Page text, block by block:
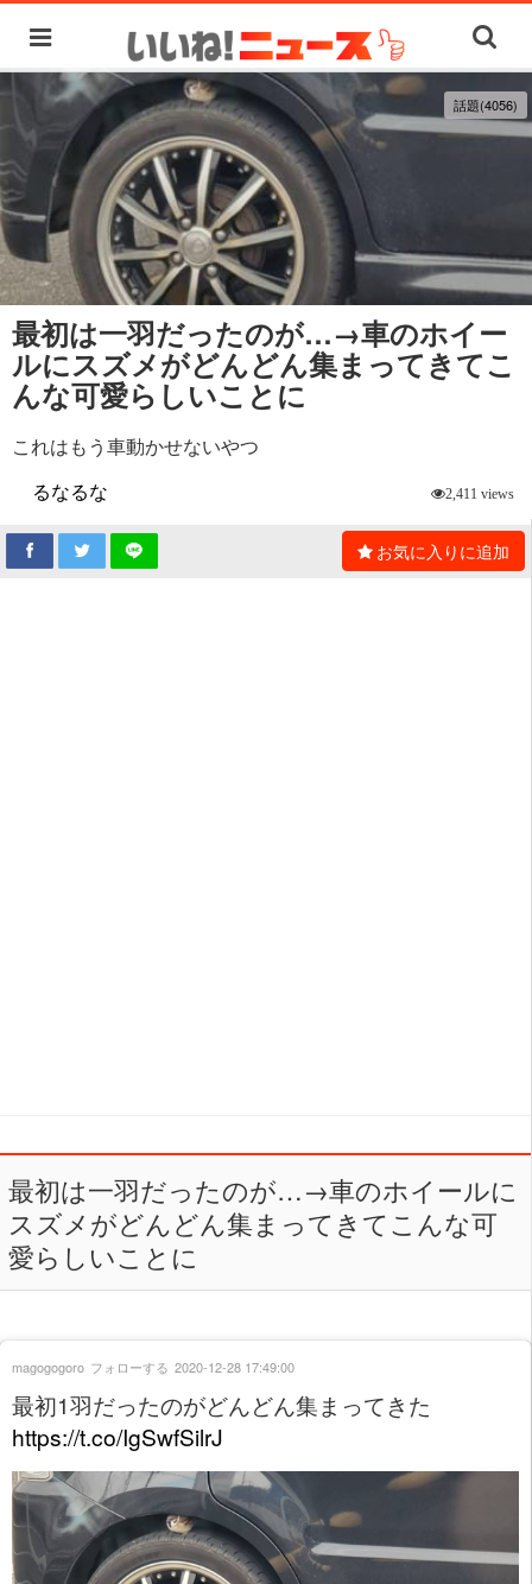
話題(4056)
最初は一羽だったのが…→車のホイー
ルにスズメがどんどん集まってきてこ
んな可愛らしいことに
これはもう車動かせないやつ
るなるな
2,411 views
お気に入りに追加
最初は一羽だったのが…→車のホイールに
スズメがどんどん集まってきてこんな可
愛らしいことに
最初1羽だったのがどんどん集まってきた
https://t.co/IgSwfSilrJ
magogogoro フォローする 2020-12-28 17:49:00